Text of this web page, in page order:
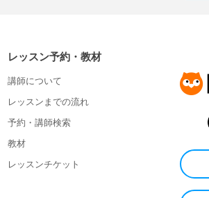
レッスン予約・教材
講師について
レッスンまでの流れ
予約・講師検索
教材
レッスンチケット